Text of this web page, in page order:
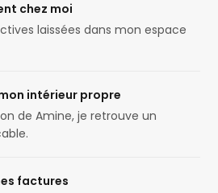
chez moi
laissées dans mon espace
intérieur propre
de Amine, je retrouve un
factures